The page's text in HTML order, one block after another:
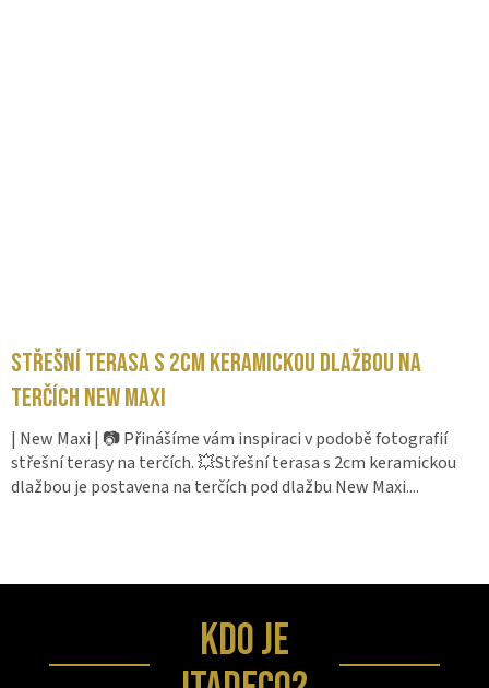
Střešní terasa s 2cm keramickou dlažbou na
terčích New Maxi
| New Maxi | 📷 Přinášíme vám inspiraci v podobě fotografií
střešní terasy na terčích. 💥Střešní terasa s 2cm keramickou
dlažbou je postavena na terčích pod dlažbu New Maxi....
KDO JE